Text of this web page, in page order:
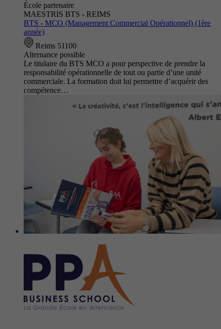
École partenaire
MAESTRIS BTS - REIMS
BTS - MCO (Management Commercial Opérationnel) (1ère
année)
Reims 51100
Alternance possible
Le titulaire du BTS MCO a pour perspective de prendre la
responsabilité opérationnelle de tout ou partie d’une unité
commerciale. La formation doit lui permettre d’acquérir des
compétence…